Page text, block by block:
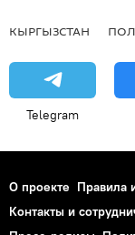
КЫРГЫЗСТАН
Telegram
О проекте Правила
Контакты и